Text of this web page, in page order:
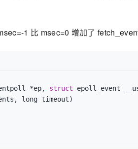
1 比 msec=0 增加了
*ep, struct epoll_event
long timeout)